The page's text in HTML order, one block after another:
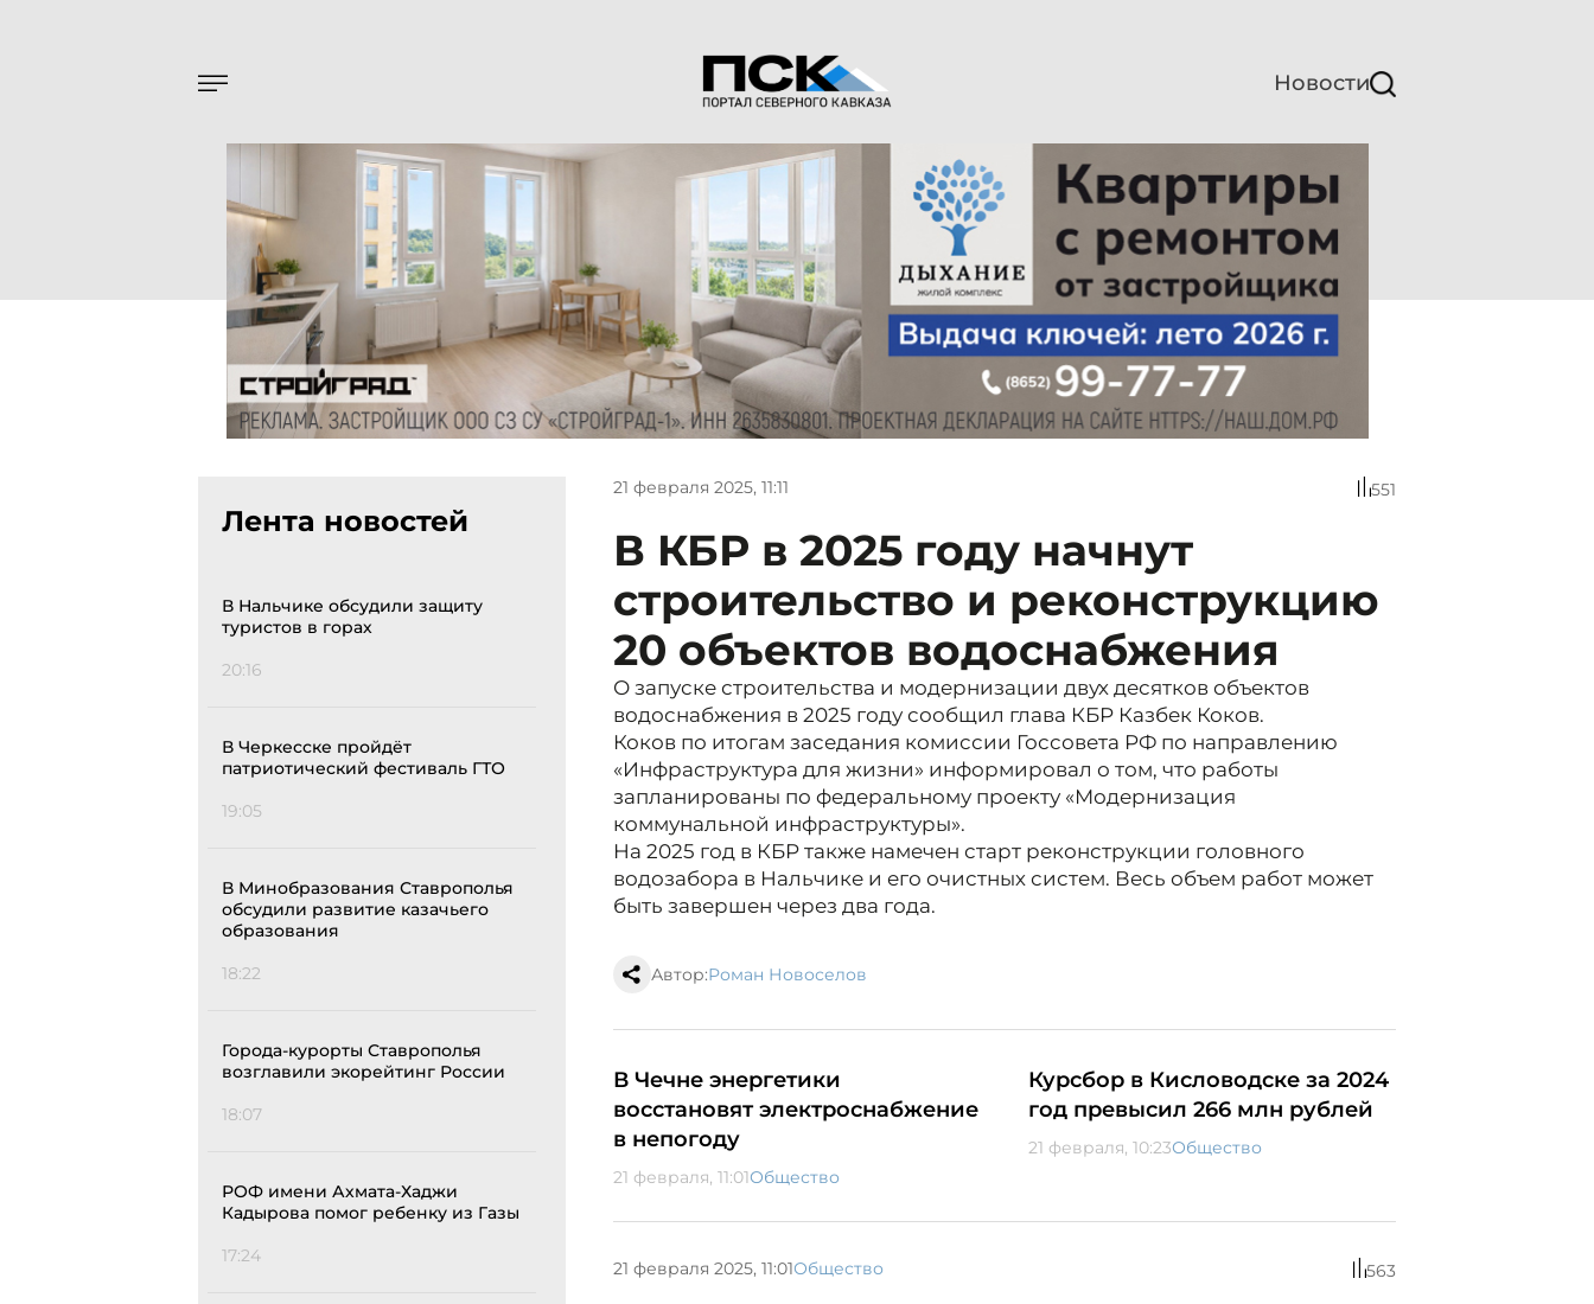
Новости
Лента новостей
В Нальчике обсудили защиту
туристов в горах
20:16
В Черкесске пройдёт
патриотический фестиваль ГТО
19:05
В Минобразования Ставрополья
обсудили развитие казачьего
образования
18:22
Города-курорты Ставрополья
возглавили экорейтинг России
18:07
РОФ имени Ахмата-Хаджи
Кадырова помог ребенку из Газы
17:24
21 февраля 2025, 11:11 551
В КБР в 2025 году начнут
строительство и реконструкцию
20 объектов водоснабжения
О запуске строительства и модернизации двух десятков объектов
водоснабжения в 2025 году сообщил глава КБР Казбек Коков.
Коков по итогам заседания комиссии Госсовета РФ по направлению
«Инфраструктура для жизни» информировал о том, что работы
запланированы по федеральному проекту «Модернизация
коммунальной инфраструктуры».
На 2025 год в КБР также намечен старт реконструкции головного
водозабора в Нальчике и его очистных систем. Весь объем работ может
быть завершен через два года.
Автор:Роман Новоселов
В Чечне энергетики
восстановят электроснабжение
в непогоду
21 февраля, 11:01Общество
Курсбор в Кисловодске за 2024
год превысил 266 млн рублей
21 февраля, 10:23Общество
21 февраля 2025, 11:01Общество 563